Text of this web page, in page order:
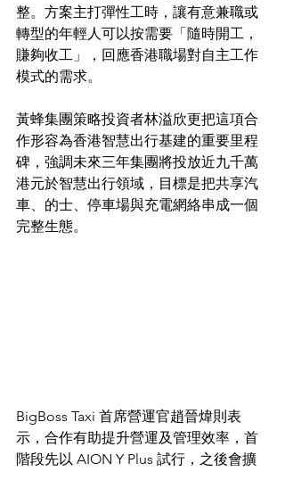
整。方案主打彈性工時，讓有意兼職或
轉型的年輕人可以按需要「隨時開工，
賺夠收工」，回應香港職場對自主工作
模式的需求。
黃蜂集團策略投資者林溢欣更把這項合
作形容為香港智慧出行基建的重要里程
碑，強調未來三年集團將投放近九千萬
港元於智慧出行領域，目標是把共享汽
車、的士、停車場與充電網絡串成一個
完整生態。
BigBoss Taxi 首席營運官趙晉煒則表
示，合作有助提升營運及管理效率，首
階段先以 AION Y Plus 試行，之後會擴